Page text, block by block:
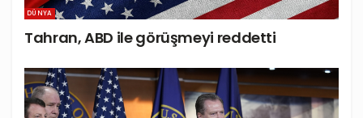
DÜNYA
Tahran, ABD ile görüşmeyi reddetti